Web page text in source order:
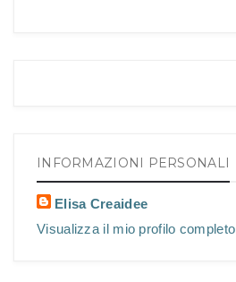
INFORMAZIONI PERSONALI
Elisa Creaidee
Visualizza il mio profilo completo